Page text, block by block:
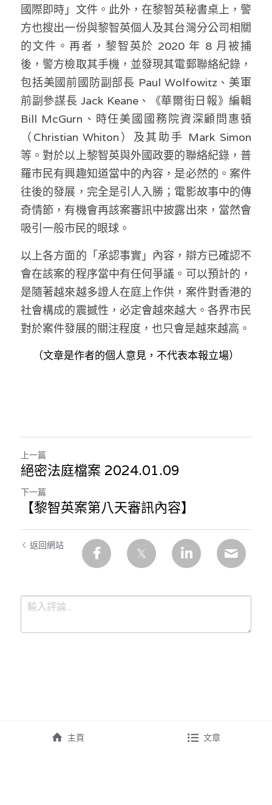
國際即時」文件。此外，在黎智英秘書桌上，警
方也搜出一份與黎智英個人及其台灣分公司相關
的文件。再者，黎智英於 2020 年 8 月被捕
後，警方檢取其手機，並發現其電郵聯絡紀錄，
包括美國前國防副部長 Paul Wolfowitz、美軍
前副參謀長 Jack Keane、《華爾街日報》編輯
Bill McGurn、時任美國國務院資深顧問惠頓
（Christian Whiton）及其助手 Mark Simon
等。對於以上黎智英與外國政要的聯絡紀錄，普
羅市民有興趣知道當中的內容，是必然的。案件
往後的發展，完全是引人入勝；電影故事中的傳
奇情節，有機會再該案審訊中披露出來，當然會
吸引一般市民的眼球。
以上各方面的「承認事實」內容，辯方已確認不
會在該案的程序當中有任何爭議。可以預計的，
是隨著越來越多證人在庭上作供，案件對香港的
社會構成的震撼性，必定會越來越大。各界市民
對於案件發展的關注程度，也只會是越來越高。
（文章是作者的個人意見，不代表本報立場）
上一篇
絕密法庭檔案 2024.01.09
下一篇
【黎智英案第八天審訊內容】
返回網站
主頁 文章